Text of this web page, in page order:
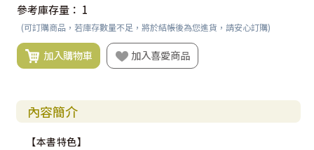
參考庫存量： 1
(可訂購商品，若庫存數量不足，將於結帳後為您進貨，請安心訂購)
加入購物車 加入喜愛商品
內容簡介
【本書特色】